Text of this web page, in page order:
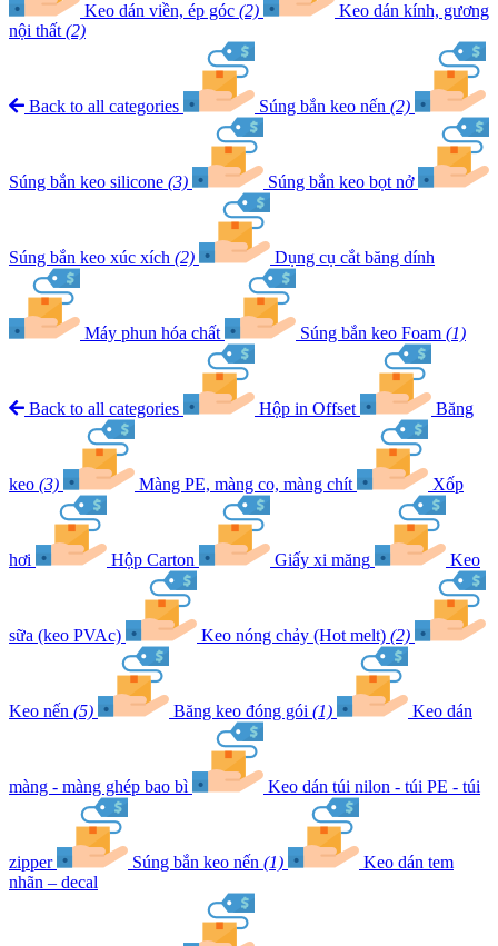
Keo dán viền, ép góc (2)
Keo dán kính, gương
nội thất (2)
Back to all categories Súng bắn keo nến (2)
Súng bắn keo silicone (3) Súng bắn keo bọt nở
Súng bắn keo xúc xích (2) Dụng cụ cắt băng dính
Máy phun hóa chất Súng bắn keo Foam (1)
Back to all categories Hộp in Offset Băng
keo (3) Màng PE, màng co, màng chít Xốp
hơi Hộp Carton Giấy xi măng Keo
sữa (keo PVAc) Keo nóng chảy (Hot melt) (2)
Keo nến (5) Băng keo đóng gói (1) Keo dán
màng - màng ghép bao bì Keo dán túi nilon - túi PE - túi
zipper Súng bắn keo nến (1)
Keo dán tem
nhãn – decal